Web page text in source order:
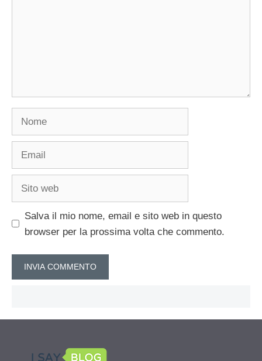
Salva il mio nome, email e sito web in questo
browser per la prossima volta che commento.